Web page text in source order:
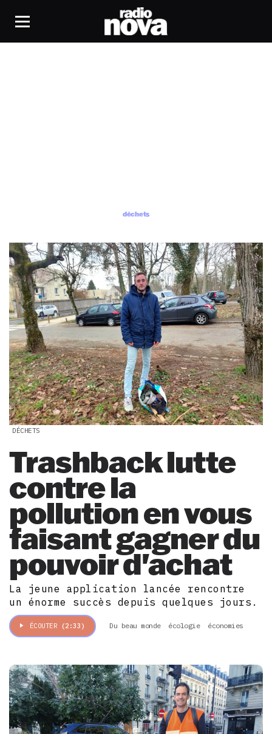
déchets
DÉCHETS
Trashback lutte
contre la
pollution en vous
faisant gagner du
pouvoir d'achat
La jeune application lancée rencontre
un énorme succès depuis quelques jours.
ÉCOUTER (2:33) Du beau monde écologie économies